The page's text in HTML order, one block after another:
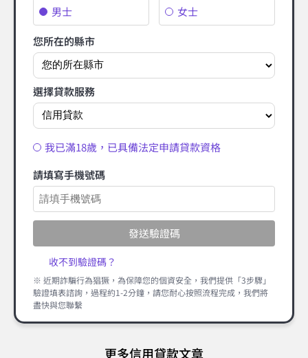
男士
女士
您所在的縣市
選擇貸款服務
我已滿18歲，已具備法定申請貸款資格
請填寫手機號碼
發送驗證碼
收不到驗證碼？
※ 近期詐騙行為猖獗，為保障您的個資安全，我們提供「3步驟」
驗證填表諮詢，過程約1-2分鐘，請您耐心按照流程完成，我們將
盡快與您聯繫
更多信用貸款文章